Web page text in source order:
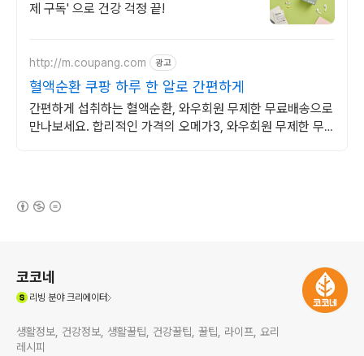
제 구독' 으로 건강 걱정 끝!
http://m.coupang.com 광고
혈액순환 쿠팡 하루 한 알로 간편하게
간편하게 섭취하는 혈액순환, 와우회원 무제한 무료배송으로
만나보세요. 합리적인 가격의 오메가3, 와우회원 무제한 무
코코네
리빙 분야 크리에이터
생활정보, 건강정보, 생활꿀팁, 건강꿀팁, 꿀팁, 라이프, 요리
레시피